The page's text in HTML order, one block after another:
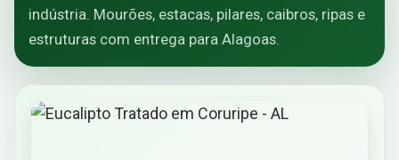
indústria. Mourões, estacas, pilares, caibros, ripas e
estruturas com entrega para Alagoas.